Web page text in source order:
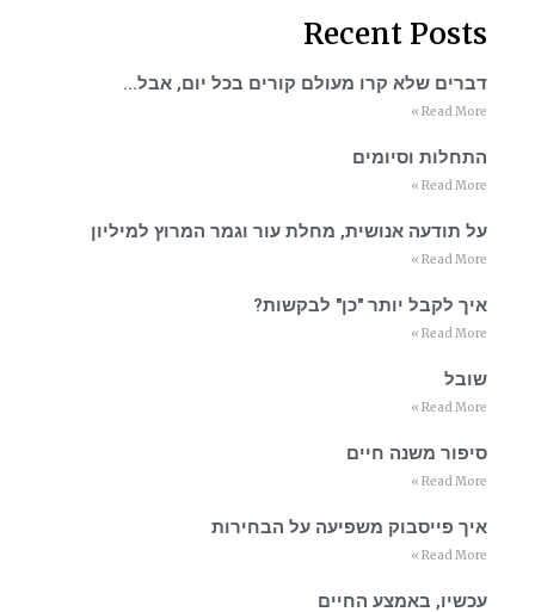
Recent Posts
דברים שלא קרו מעולם קורים בכל יום, אבל…
Read More »
התחלות וסיומים
Read More »
על תודעה אנושית, מחלת עור וגמר המרוץ למיליון
Read More »
איך לקבל יותר "כן" לבקשות?
Read More »
שובל
Read More »
סיפור משנה חיים
Read More »
איך פייסבוק משפיעה על הבחירות
Read More »
עכשיו, באמצע החיים